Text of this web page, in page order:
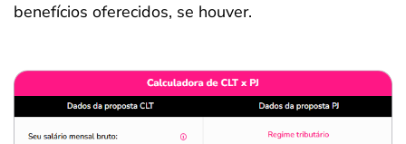
benefícios oferecidos, se houver.